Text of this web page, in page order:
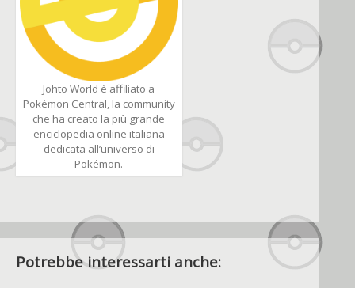
Johto World è affiliato a
Pokémon Central, la community
che ha creato la più grande
enciclopedia online italiana
dedicata all’universo di
Pokémon.
Potrebbe interessarti anche: